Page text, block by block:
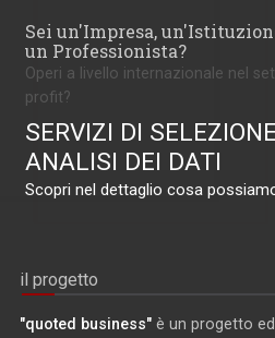
Sei un'Impresa,
un Professionista?
Operi a livello internazionale nel
profit?
SERVIZI DI
ANALISI DEI DATI
Scopri nel dettaglio cosa
il progetto
"quoted business" è un progetto